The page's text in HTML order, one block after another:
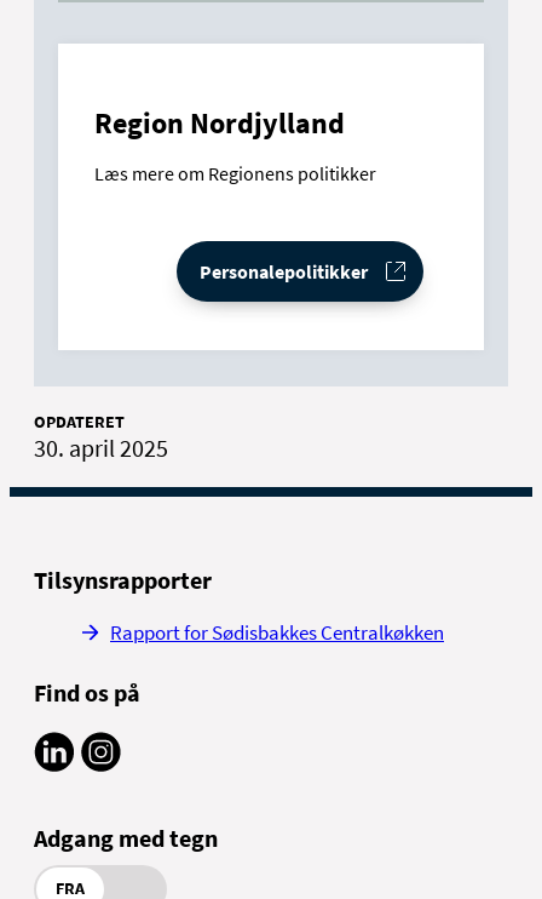
Region Nordjylland
Læs mere om Regionens politikker
Personalepolitikker
OPDATERET
30. april 2025
Tilsynsrapporter
Rapport for Sødisbakkes Centralkøkken
Find os på
Adgang med tegn
FRA